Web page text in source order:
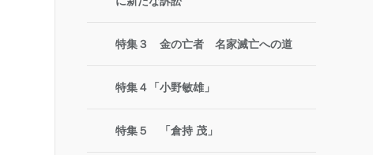
特集３ 金の亡者 名家滅亡への道
特集４「小野敏雄」
特集５ 「倉持 茂」